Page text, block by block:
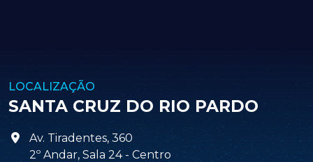
LOCALIZAÇÃO
SANTA CRUZ DO RIO PARDO
Av. Tiradentes, 360
2º Andar, Sala 24 - Centro